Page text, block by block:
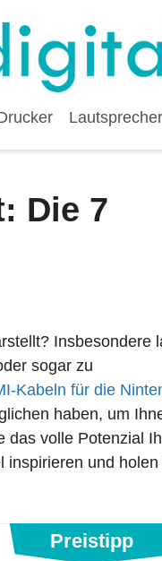
Lautsprecher
Die 7
Insbesondere
sogar zu
Kabeln für die
haben, um
das volle Potenzial
inspirieren und holen